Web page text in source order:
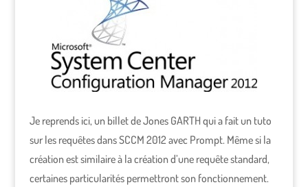
Je reprends ici, un billet de Jones GARTH qui a fait un tuto
sur les requêtes dans SCCM 2012 avec Prompt. Même si la
création est similaire à la création d’une requête standard,
certaines particularités permettront son fonctionnement.